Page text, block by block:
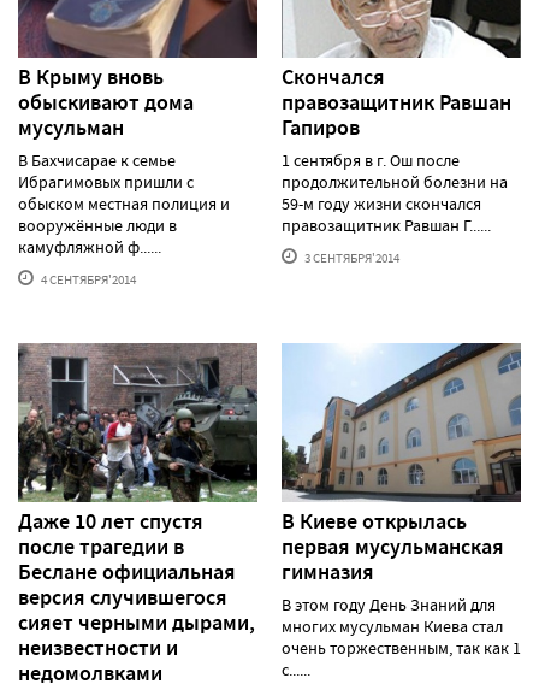
В Крыму вновь
обыскивают дома
мусульман
В Бахчисарае к семье
Ибрагимовых пришли с
обыском местная полиция и
вооружённые люди в
камуфляжной ф......
4 СЕНТЯБРЯ'2014
Cкончался
правозащитник Равшан
Гапиров
1 сентября в г. Ош после
продолжительной болезни на
59-м году жизни скончался
правозащитник Равшан Г......
3 СЕНТЯБРЯ'2014
Даже 10 лет спустя
после трагедии в
Беслане официальная
версия случившегося
сияет черными дырами,
неизвестности и
недомолвками
В Киеве открылась
первая мусульманская
гимназия
В этом году День Знаний для
многих мусульман Киева стал
очень торжественным, так как 1
с......